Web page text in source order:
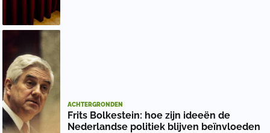
ACHTERGRONDEN
Frits Bolkestein: hoe zijn ideeën de
Nederlandse politiek blijven beïnvloeden